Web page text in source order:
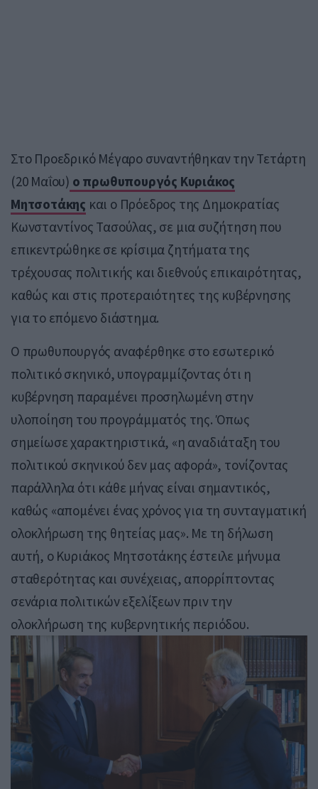
Στο Προεδρικό Μέγαρο συναντήθηκαν την Τετάρτη
(20 Μαΐου) ο πρωθυπουργός Κυριάκος
Μητσοτάκης και ο Πρόεδρος της Δημοκρατίας
Κωνσταντίνος Τασούλας, σε μια συζήτηση που
επικεντρώθηκε σε κρίσιμα ζητήματα της
τρέχουσας πολιτικής και διεθνούς επικαιρότητας,
καθώς και στις προτεραιότητες της κυβέρνησης
για το επόμενο διάστημα.
Ο πρωθυπουργός αναφέρθηκε στο εσωτερικό
πολιτικό σκηνικό, υπογραμμίζοντας ότι η
κυβέρνηση παραμένει προσηλωμένη στην
υλοποίηση του προγράμματός της. Όπως
σημείωσε χαρακτηριστικά, «η αναδιάταξη του
πολιτικού σκηνικού δεν μας αφορά», τονίζοντας
παράλληλα ότι κάθε μήνας είναι σημαντικός,
καθώς «απομένει ένας χρόνος για τη συνταγματική
ολοκλήρωση της θητείας μας». Με τη δήλωση
αυτή, ο Κυριάκος Μητσοτάκης έστειλε μήνυμα
σταθερότητας και συνέχειας, απορρίπτοντας
σενάρια πολιτικών εξελίξεων πριν την
ολοκλήρωση της κυβερνητικής περιόδου.